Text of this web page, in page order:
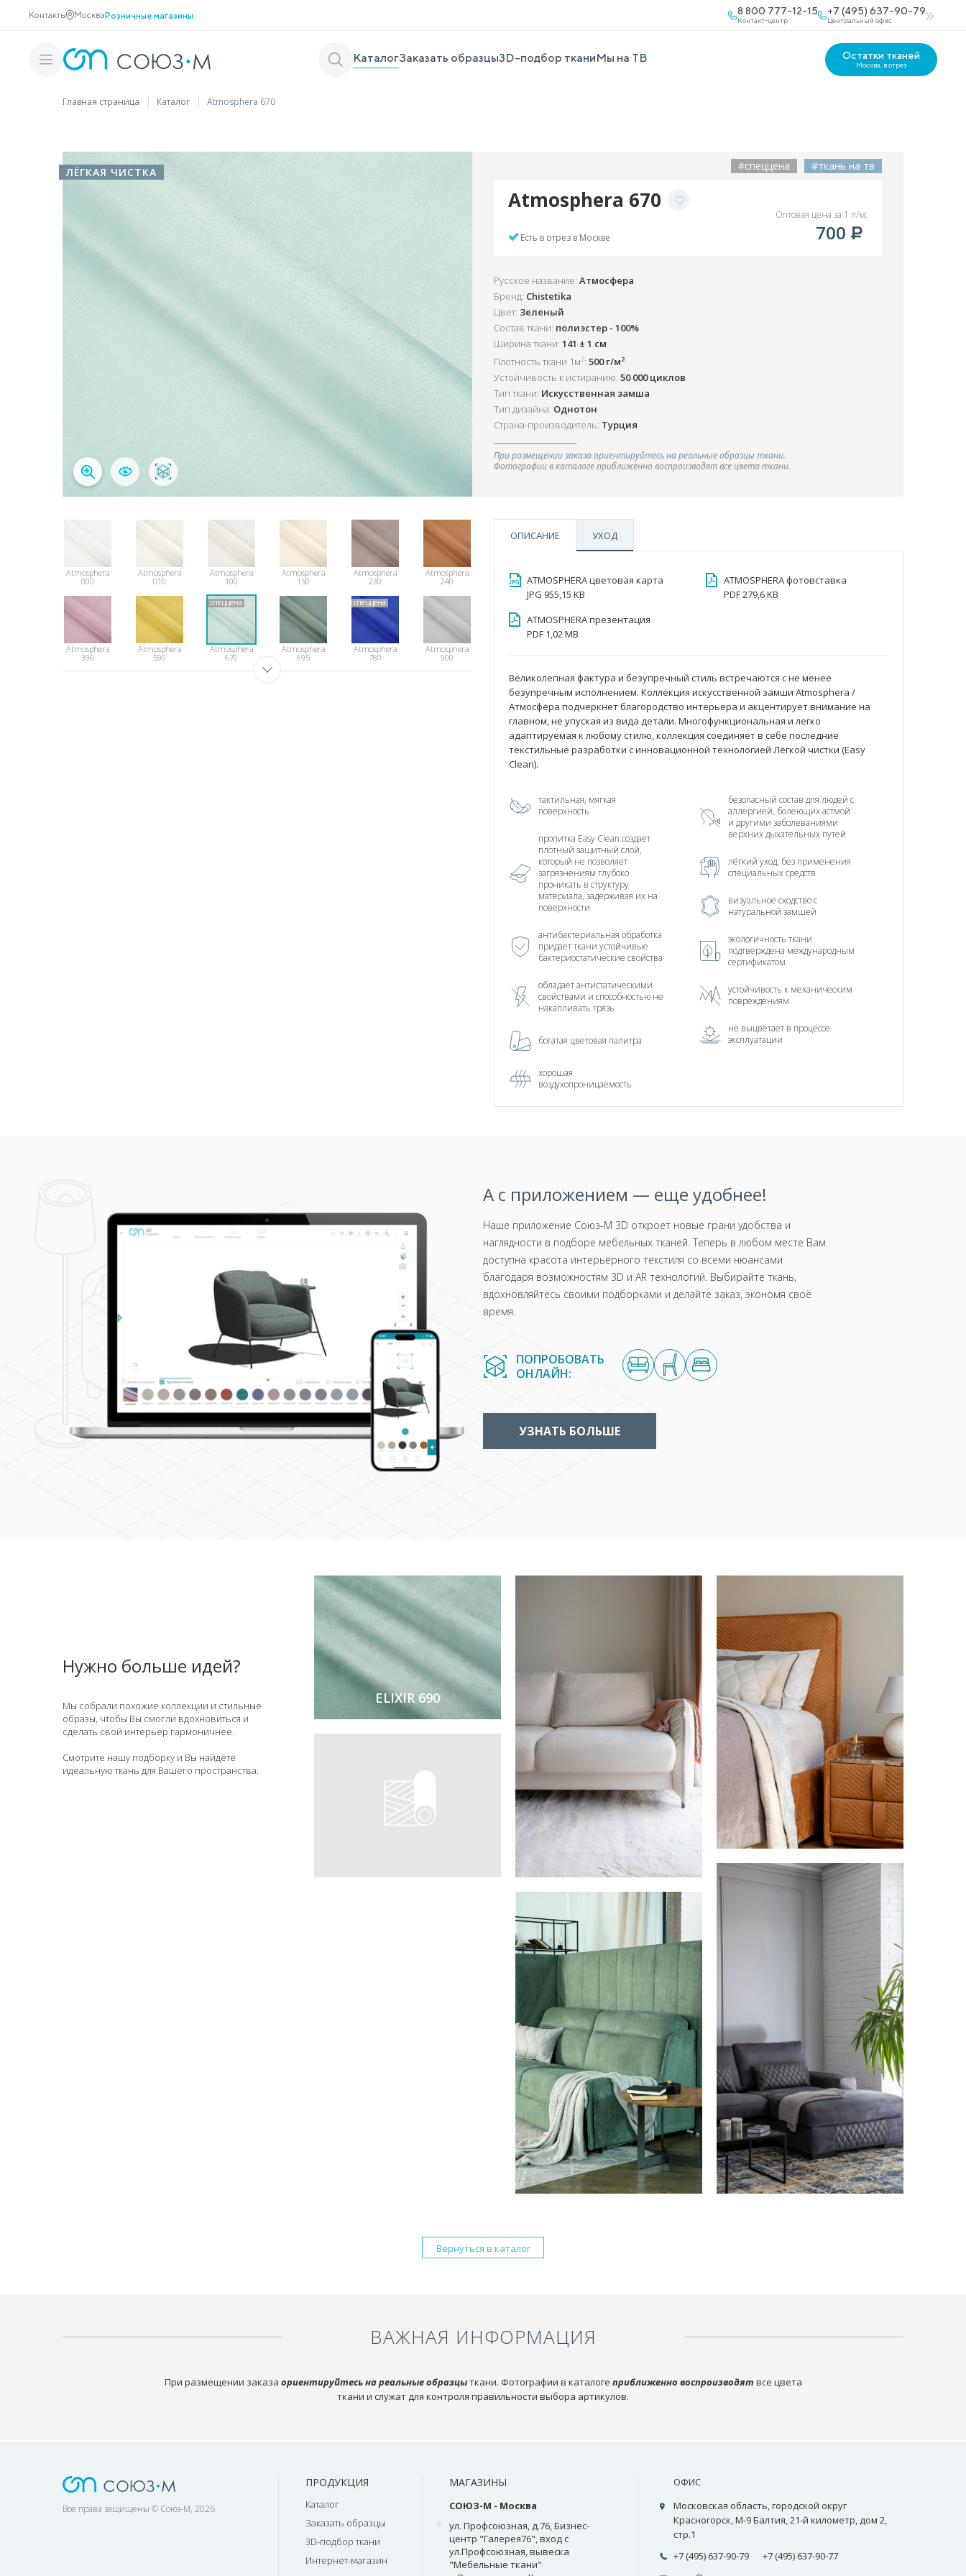
Контакты МоскваРозничные магазины 8 800 777-12-15
Контакт-центр
+7 (495) 637-90-79
Центральный офис
КаталогЗаказать образцы3D-подбор тканиМы на ТВ Остатки тканей
Москва, в отрез
Главная страница Каталог Atmosphera 670
ЛЁГКАЯ ЧИСТКА
Atmosphera
000
Atmosphera
010
Atmosphera
100
Atmosphera
150
Atmosphera
230
Atmosphera
240
Atmosphera
396
Atmosphera
590
спеццена
Atmosphera
670
Atmosphera
695
спеццена
Atmosphera
780
Atmosphera
900
#спеццена #ткань на тв
Atmosphera 670
Есть в отрез в Москве
Оптовая цена за 1 п/м:
700
Русское название: Атмосфера
Бренд: Chistetika
Цвет: Зеленый
Состав ткани: полиэстер - 100%
Ширина ткани: 141 ± 1 см
Плотность ткани 1м2: 500 г/м2
Устойчивость к истиранию: 50 000 циклов
Тип ткани: Искусственная замша
Тип дизайна: Однотон
Страна-производитель: Турция
При размещении заказа ориентируйтесь на реальные образцы ткани.
Фотографии в каталоге приближенно воспроизводят все цвета ткани.
ОПИСАНИЕ УХОД
ATMOSPHERA цветовая карта
JPG 955,15 KB
ATMOSPHERA фотовставка
PDF 279,6 KB
ATMOSPHERA презентация
PDF 1,02 MB
Великолепная фактура и безупречный стиль встречаются с не менее
безупречным исполнением. Коллекция искусственной замши Atmosphera /
Атмосфера подчеркнет благородство интерьера и акцентирует внимание на
главном, не упуская из вида детали. Многофункциональная и легко
адаптируемая к любому стилю, коллекция соединяет в себе последние
текстильные разработки с инновационной технологией Лёгкой чистки (Easy
Clean).
тактильная, мягкая
поверхность
пропитка Easy Clean создает
плотный защитный слой,
который не позволяет
загрязнениям глубоко
проникать в структуру
материала, задерживая их на
поверхности
антибактериальная обработка
придает ткани устойчивые
бактериостатические свойства
обладает антистатическими
свойствами и способностью не
накапливать грязь
богатая цветовая палитра
хорошая
воздухопроницаемость
безопасный состав для людей с
аллергией, болеющих астмой
и другими заболеваниями
верхних дыхательных путей
лёгкий уход, без применения
специальных средств
визуальное сходство с
натуральной замшей
экологичность ткани
подтверждена международным
сертификатом
устойчивость к механическим
повреждениям
не выцветает в процессе
эксплуатации
А с приложением — еще удобнее!
Наше приложение Союз-М 3D откроет новые грани удобства и
наглядности в подборе мебельных тканей. Теперь в любом месте Вам
доступна красота интерьерного текстиля со всеми нюансами
благодаря возможностям 3D и AR технологий. Выбирайте ткань,
вдохновляйтесь своими подборками и делайте заказ, экономя своё
время.
ПОПРОБОВАТЬ
ОНЛАЙН:
УЗНАТЬ БОЛЬШЕ
Нужно больше идей?
Мы собрали похожие коллекции и стильные
образы, чтобы Вы смогли вдохновиться и
сделать свой интерьер гармоничнее.
Смотрите нашу подборку и Вы найдёте
идеальную ткань для Вашего пространства.
ELIXIR 690
Вернуться в каталог
ВАЖНАЯ ИНФОРМАЦИЯ
При размещении заказа ориентируйтесь на реальные образцыткани. Фотографии в каталоге приближенно воспроизводят все цвета
ткани и служат для контроля правильности выбора артикулов.
Все права защищены © Союз-М, 2026
ПРОДУКЦИЯ
Каталог
Заказать образцы
3D-подбор ткани
Интернет-магазин
МАГАЗИНЫ
СОЮЗ-М - Москва
ул. Профсоюзная, д.76, Бизнес-
центр "Галерея76", вход с
ул.Профсоюзная, вывеска
"Мебельные ткани"
ОФИС
Московская область, городской округ
Красногорск, М-9 Балтия, 21-й километр, дом 2,
стр.1
+7 (495) 637-90-79
+7 (495) 637-90-77